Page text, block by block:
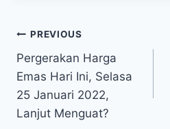
Post
navigation
PREVIOUS
Pergerakan Harga
Emas Hari Ini, Selasa
25 Januari 2022,
Lanjut Menguat?